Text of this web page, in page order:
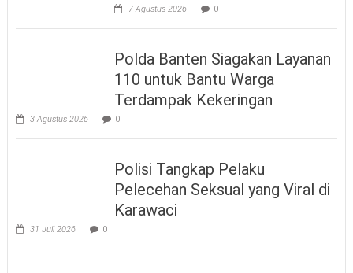
7 Agustus 2026 0
Polda Banten Siagakan Layanan
110 untuk Bantu Warga
Terdampak Kekeringan
3 Agustus 2026 0
Polisi Tangkap Pelaku
Pelecehan Seksual yang Viral di
Karawaci
31 Juli 2026 0